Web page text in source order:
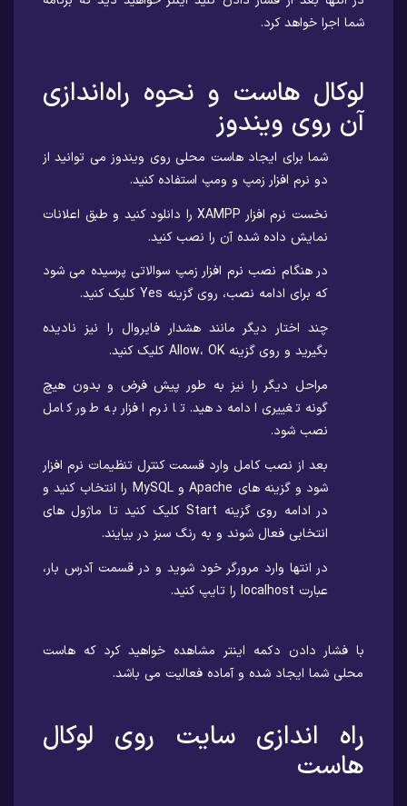
شما اجرا خواهد کرد.
لوکال هاست و نحوه راه‌اندازی
آن روی ویندوز
شما برای ایجاد هاست محلی روی ویندوز می توانید از
دو نرم افزار زمپ و ومپ استفاده کنید.
نخست نرم افزار XAMPP را دانلود کنید و طبق اعلانات
نمایش داده شده آن را نصب کنید.
در هنگام نصب نرم افزار زمپ سوالاتی پرسیده می شود
که برای ادامه نصب، روی گزینه Yes کلیک کنید.
چند اختار دیگر مانند هشدار فایروال را نیز نادیده
بگیرید و روی گزینه Allow، OK کلیک کنید.
مراحل دیگر را نیز به طور پیش فرض و بدون هیچ
گونه تغییری ادامه دهید. تا نرم افزار به طور کامل
نصب شود.
بعد از نصب کامل وارد قسمت کنترل تنظیمات نرم افزار
شود و گزینه های Apache و MySQL را انتخاب کنید و
در ادامه روی گزینه Start کلیک کنید تا ماژول های
انتخابی فعال شوند و به رنگ سبز در بیایند.
در انتها وارد مرورگر خود شوید و در قسمت آدرس بار،
عبارت localhost را تایپ کنید.
با فشار دادن دکمه اینتر مشاهده خواهید کرد که هاست
محلی شما ایجاد شده و آماده فعالیت می باشد.
راه اندازی سایت روی لوکال
هاست